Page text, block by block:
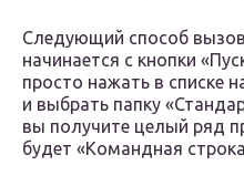
Следующий способ
начинается с кнопки
просто нажать в списке
и выбрать папку
вы получите целый ряд
будет «Командная